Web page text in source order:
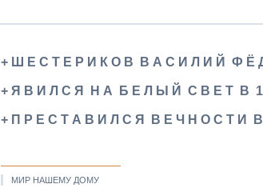
+ Ш Е С Т Е Р И К О В В А С И Л И Й Ф Ё
+ Я В И Л С Я Н А Б Е Л Ы Й С В Е Т В 1
+ П Р Е С Т А В И Л С Я В Е Ч Н О С Т И
МИР НАШЕМУ ДОМУ